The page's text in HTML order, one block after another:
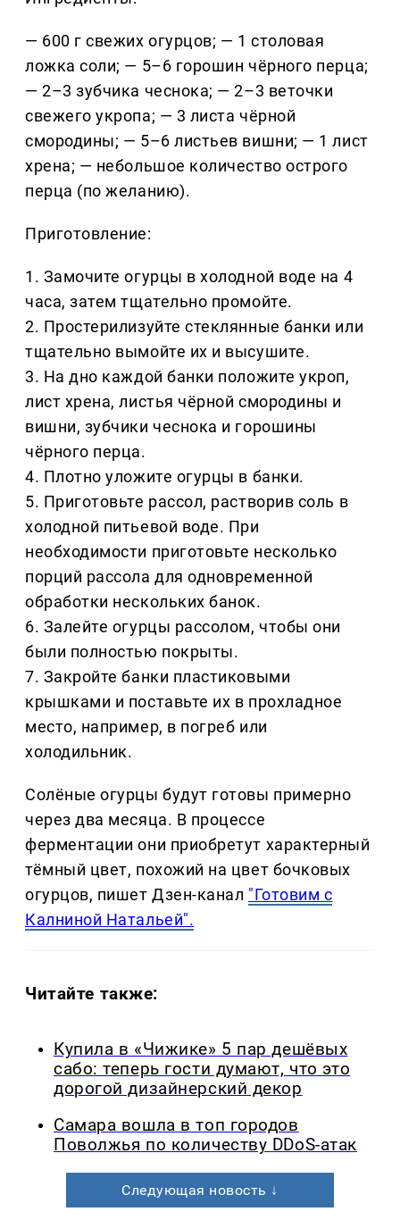
— 600 г свежих огурцов; — 1 столовая
ложка соли; — 5–6 горошин чёрного перца;
— 2–3 зубчика чеснока; — 2–3 веточки
свежего укропа; — 3 листа чёрной
смородины; — 5–6 листьев вишни; — 1 лист
хрена; — небольшое количество острого
перца (по желанию).
Приготовление:
1. Замочите огурцы в холодной воде на 4
часа, затем тщательно промойте.
2. Простерилизуйте стеклянные банки или
тщательно вымойте их и высушите.
3. На дно каждой банки положите укроп,
лист хрена, листья чёрной смородины и
вишни, зубчики чеснока и горошины
чёрного перца.
4. Плотно уложите огурцы в банки.
5. Приготовьте рассол, растворив соль в
холодной питьевой воде. При
необходимости приготовьте несколько
порций рассола для одновременной
обработки нескольких банок.
6. Залейте огурцы рассолом, чтобы они
были полностью покрыты.
7. Закройте банки пластиковыми
крышками и поставьте их в прохладное
место, например, в погреб или
холодильник.
Солёные огурцы будут готовы примерно
через два месяца. В процессе
ферментации они приобретут характерный
тёмный цвет, похожий на цвет бочковых
огурцов, пишет Дзен-канал "Готовим с
Калниной Натальей".
Читайте также:
Купила в «Чижике» 5 пар дешёвых
сабо: теперь гости думают, что это
дорогой дизайнерский декор
Самара вошла в топ городов
Поволжья по количеству DDoS-атак
Следующая новость ↓